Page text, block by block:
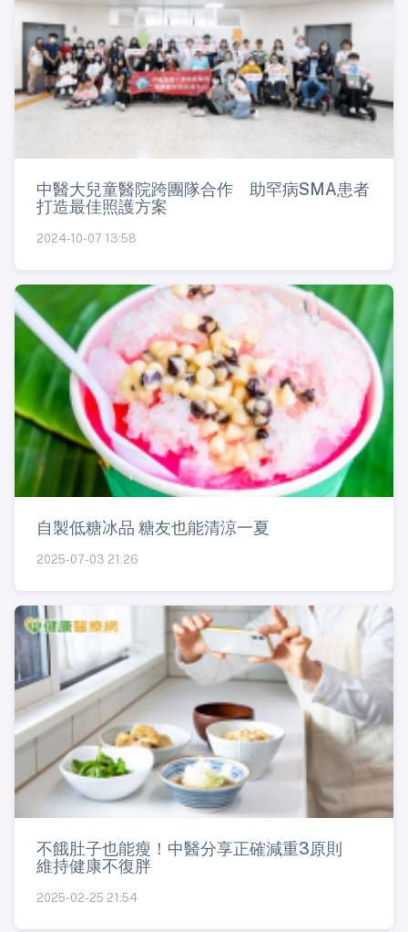
中醫大兒童醫院跨團隊合作 助罕病SMA患者
打造最佳照護方案
2024-10-07 13:58
自製低糖冰品 糖友也能清涼一夏
2025-07-03 21:26
不餓肚子也能瘦！中醫分享正確減重3原則
維持健康不復胖
2025-02-25 21:54